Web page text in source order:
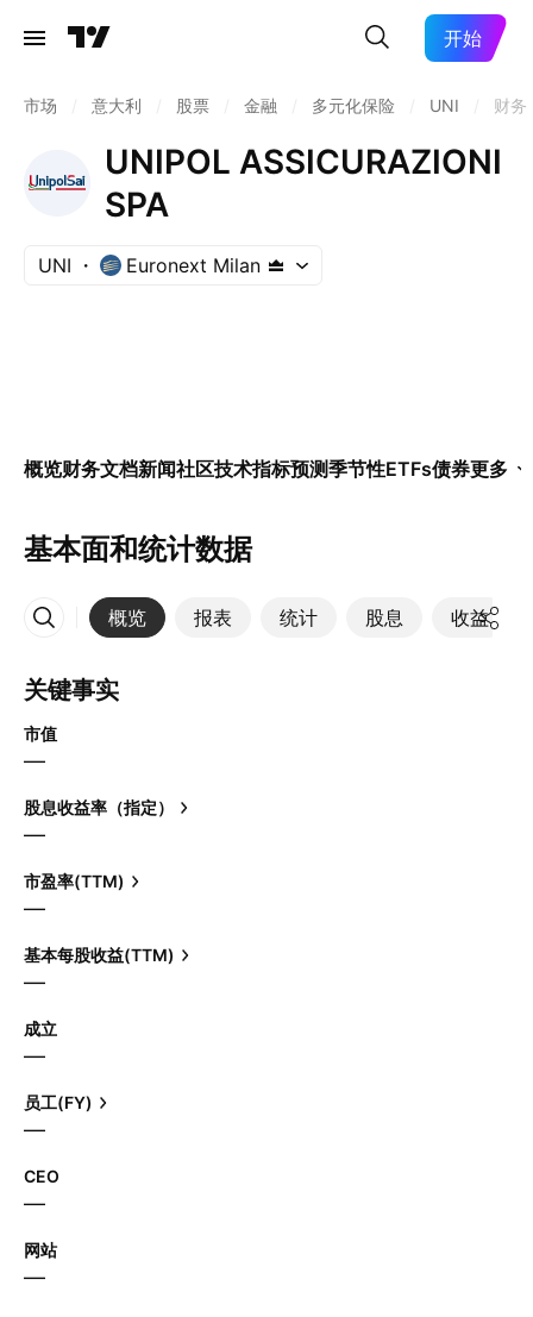
开始
市场 意大利 股票 金融 多元化保险 UNI 财务
UNIPOL ASSICURAZIONI
SPA
UNI Euronext Milan
概览财务文档新闻社区技术指标预测季节性ETFs债券更多
基本面和统计数据
概览 报表 统计 股息 收益
更多
关键事实
市值
—
股息收益率（指定）
—
市盈率(TTM)
—
基本每股收益(TTM)
—
成立
—
员工(FY)
—
CEO
—
网站
—